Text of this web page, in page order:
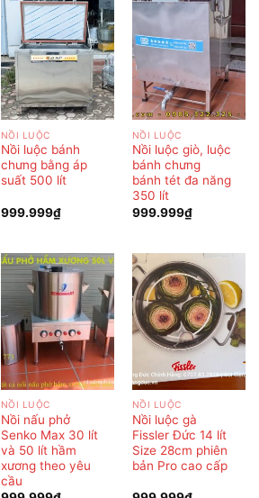
NỒI LUỘC
Nồi luộc bánh
chưng bằng áp
suất 500 lít
999.999₫
NỒI LUỘC
Nồi luộc giò, luộc
bánh chưng
bánh tét đa năng
350 lít
999.999₫
NỒI LUỘC
Nồi nấu phở
Senko Max 30 lít
và 50 lít hầm
xương theo yêu
cầu
NỒI LUỘC
Nồi luộc gà
Fissler Đức 14 lít
Size 28cm phiên
bản Pro cao cấp